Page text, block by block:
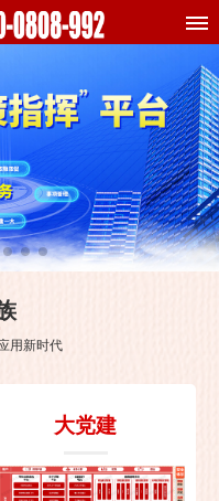
用新时代
大党建